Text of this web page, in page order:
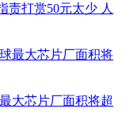
责打赏50元太少 人
大芯片厂面积将超